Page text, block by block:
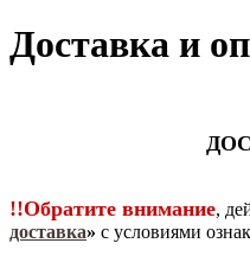
Доставка и
!!Обратите внимание,
доставка» с условиями